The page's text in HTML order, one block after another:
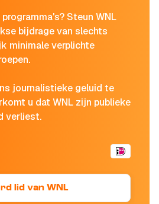
Steun WNL
bijdrage van slechts
minimale verplichte
journalistieke geluid te
u dat WNL zijn publieke
verliest.
lid van WNL